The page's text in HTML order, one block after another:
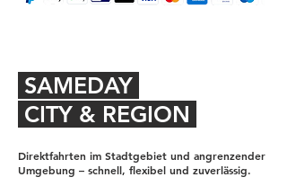
SAMEDAY
CITY & REGION
Direktfahrten im Stadtgebiet und angrenzender
Umgebung – schnell, flexibel und zuverlässig.